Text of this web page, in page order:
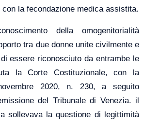
con la fecondazione medica assistita.
della omogenitorialità
tra due donne unite civilmente e
essere riconosciuto da entrambe le
la Corte Costituzionale, con la
2020, n. 230, a seguito
del Tribunale di Venezia. il
sollevava la questione di legittimità